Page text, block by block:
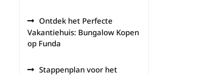
Ontdek het Perfecte
Vakantiehuis: Bungalow Kopen
op Funda
Stappenplan voor het